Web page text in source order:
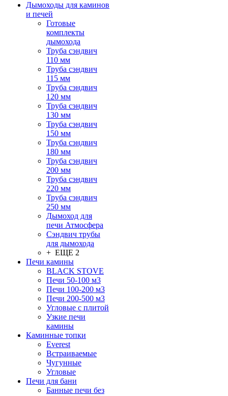
Дымоходы для каминов
и печей
Готовые
комплекты
дымохода
Труба сэндвич
110 мм
Труба сэндвич
115 мм
Труба сэндвич
120 мм
Труба сэндвич
130 мм
Труба сэндвич
150 мм
Труба сэндвич
180 мм
Труба сэндвич
200 мм
Труба сэндвич
220 мм
Труба сэндвич
250 мм
Дымоход для
печи Атмосфера
Сэндвич трубы
для дымохода
+ ЕЩЕ 2
Печи камины
BLACK STOVE
Печи 50-100 м3
Печи 100-200 м3
Печи 200-500 м3
Угловые с плитой
Узкие печи
камины
Каминные топки
Everest
Встраиваемые
Чугунные
Угловые
Печи для бани
Банные печи без